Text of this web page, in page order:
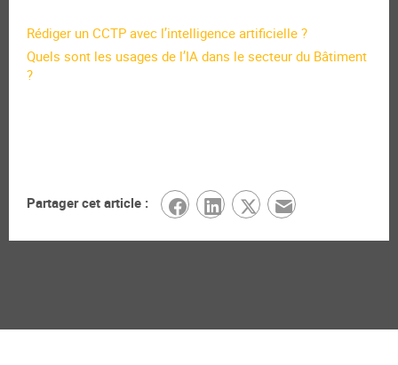
Rédiger un CCTP avec l’intelligence artificielle ?
Quels sont les usages de l’IA dans le secteur du Bâtiment
?
Partager cet article :